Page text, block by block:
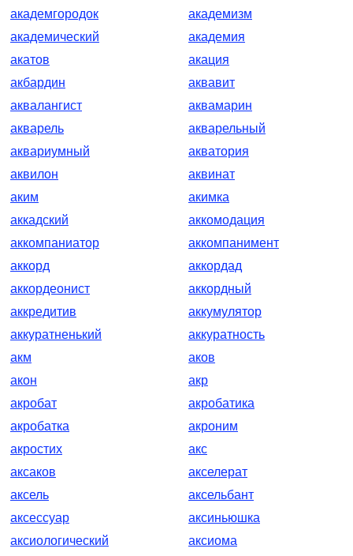
академгородок
академизм
академический
академия
акатов
акация
акбардин
аквавит
аквалангист
аквамарин
акварель
акварельный
аквариумный
акватория
аквилон
аквинат
аким
акимка
аккадский
аккомодация
аккомпаниатор
аккомпанимент
аккорд
аккордад
аккордеонист
аккордный
аккредитив
аккумулятор
аккуратненький
аккуратность
акм
аков
акон
акр
акробат
акробатика
акробатка
акроним
акростих
акс
аксаков
акселерат
аксель
аксельбант
аксессуар
аксиньюшка
аксиологический
аксиома